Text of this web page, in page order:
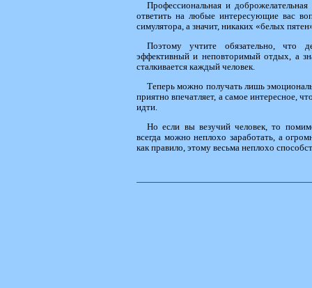
Профессиональная и
ответить на любые интересующие вас
симулятора, а значит, никаких «белых
Поэтому учтите обязательно, что
эффективный и неповторимый отдых, а
сталкивается каждый человек.
Теперь можно получать лишь
приятно впечатляет, а самое интересное,
идти.
Но если вы везучий человек, то
всегда можно неплохо заработать, а
как правило, этому весьма неплохо